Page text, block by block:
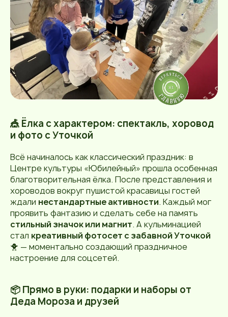
🎪 Ёлка с характером: спектакль, хоровод
и фото с Уточкой
Всё начиналось как классический праздник: в
Центре культуры «Юбилейный» прошла особенная
благотворительная ёлка. После представления и
хороводов вокруг пушистой красавицы гостей
ждали нестандартные активности. Каждый мог
проявить фантазию и сделать себе на память
стильный значок или магнит. А кульминацией
стал креативный фотосет с забавной Уточкой
🐥 — моментально создающий праздничное
настроение для соцсетей.
📦 Прямо в руки: подарки и наборы от
Деда Мороза и друзей